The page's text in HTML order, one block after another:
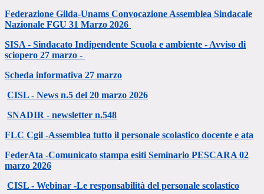
Federazione Gilda-Unams Convocazione Assemblea Sindacale
Nazionale FGU 31 Marzo 2026
SISA - Sindacato Indipendente Scuola e ambiente - Avviso di
sciopero 27 marzo -
Scheda informativa 27 marzo
CISL - News n.5 del 20 marzo 2026
SNADIR - newsletter n.548
FLC Cgil -Assemblea tutto il personale scolastico docente e ata
FederAta -Comunicato stampa esiti Seminario PESCARA 02
marzo 2026
CISL - Webinar -Le responsabilità del personale scolastico